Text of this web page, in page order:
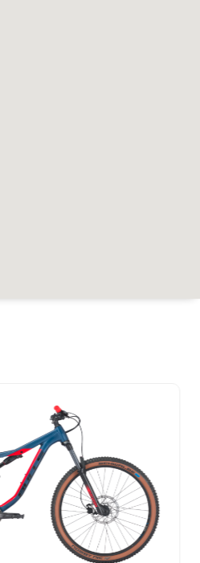
Preis
war:
CHF 2'799
ist:
CHF